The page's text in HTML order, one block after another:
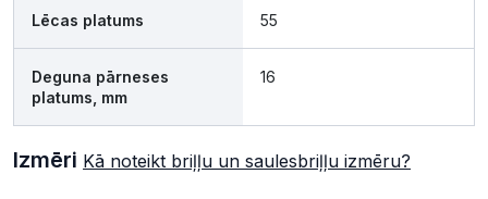
Lēcas platums 55
Deguna pārneses
platums, mm
16
Izmēri Kā noteikt briļļu un saulesbriļļu izmēru?